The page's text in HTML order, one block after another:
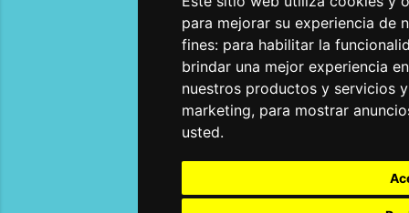
para mejorar su experiencia de
fines: para habilitar la
brindar una mejor experiencia
nuestros productos y servicios
marketing, para mostrar
usted.
para mejorar su experiencia de
fines: para habilitar la
brindar una mejor experiencia
nuestros productos y servicios
marketing, para mostrar
usted.